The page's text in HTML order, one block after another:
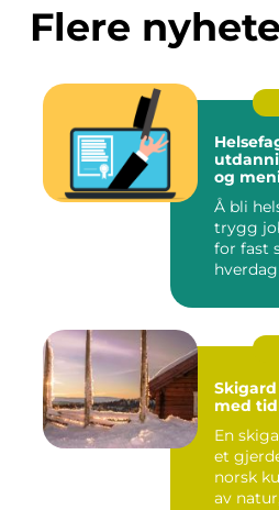
Flere
utdanning veien til
og
Å bli
trygg
for fast
Skigard tradisjonelt gjerde
med
En
et
norsk
av